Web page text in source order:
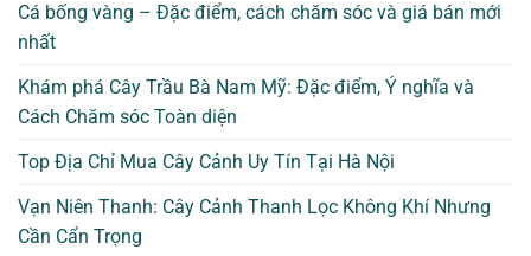
Cá bống vàng – Đặc điểm, cách chăm sóc và giá bán mới
nhất
Khám phá Cây Trầu Bà Nam Mỹ: Đặc điểm, Ý nghĩa và
Cách Chăm sóc Toàn diện
Top Địa Chỉ Mua Cây Cảnh Uy Tín Tại Hà Nội
Vạn Niên Thanh: Cây Cảnh Thanh Lọc Không Khí Nhưng
Cần Cẩn Trọng